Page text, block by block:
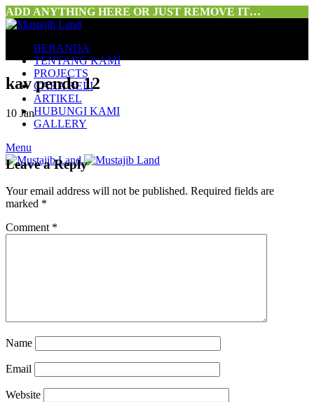
ADD ANYTHING HERE OR JUST REMOVE IT…
BERANDA
TENTANG KAMI
PROJECTS
CARA BELI
ARTIKEL
HUBUNGI KAMI
GALLERY
Menu
kav pendo 12
10 Jan
Leave a Reply
Your email address will not be published. Required fields are
marked *
Comment *
Name
Email
Website